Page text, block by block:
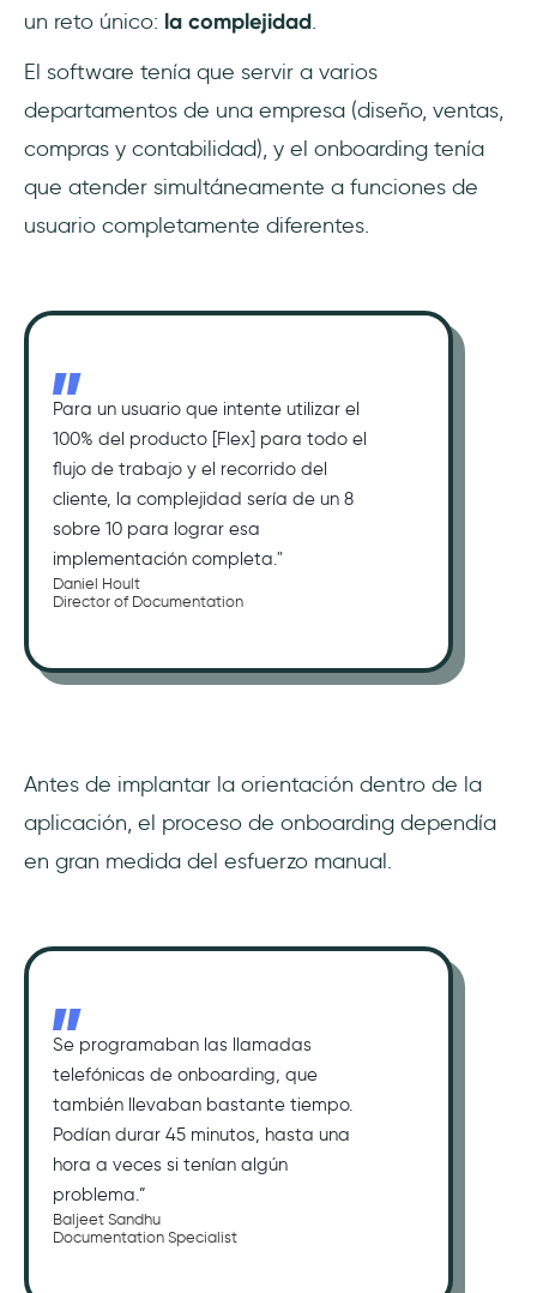
un reto único: la complejidad.
El software tenía que servir a varios
departamentos de una empresa (diseño, ventas,
compras y contabilidad), y el onboarding tenía
que atender simultáneamente a funciones de
usuario completamente diferentes.
Para un usuario que intente utilizar el
100% del producto [Flex] para todo el
flujo de trabajo y el recorrido del
cliente, la complejidad sería de un 8
sobre 10 para lograr esa
implementación completa."
Daniel Hoult
Director of Documentation
Antes de implantar la orientación dentro de la
aplicación, el proceso de onboarding dependía
en gran medida del esfuerzo manual.
Se programaban las llamadas
telefónicas de onboarding, que
también llevaban bastante tiempo.
Podían durar 45 minutos, hasta una
hora a veces si tenían algún
problema.”
Baljeet Sandhu
Documentation Specialist